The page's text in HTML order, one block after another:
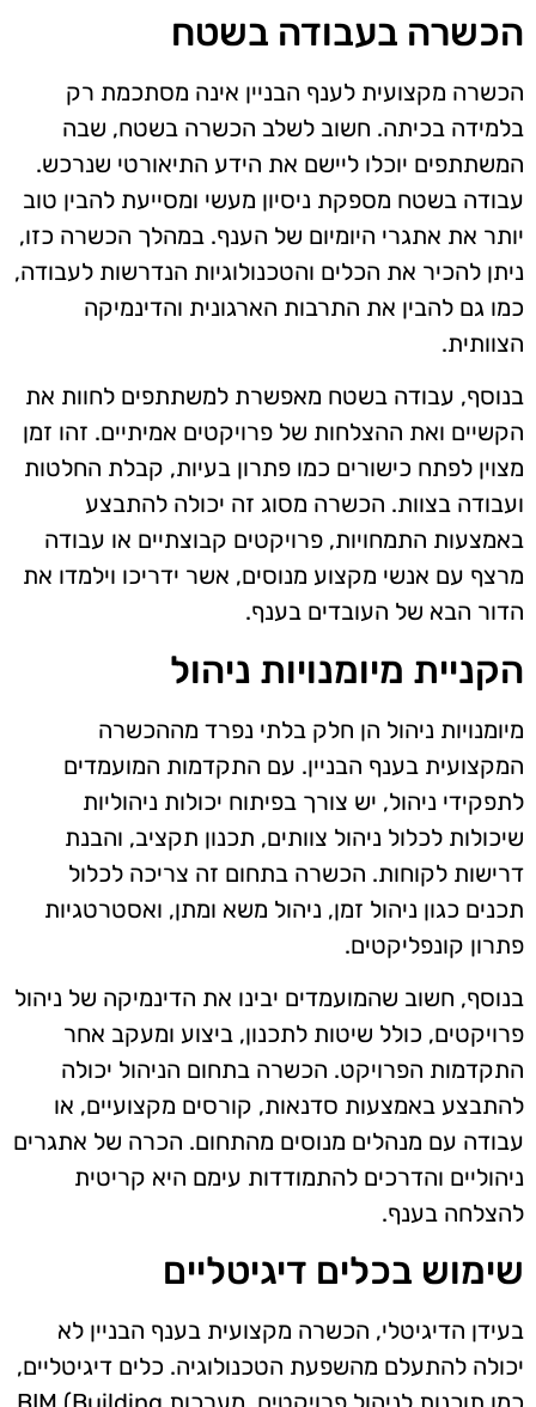
הכשרה בעבודה בשטח
הכשרה מקצועית לענף הבניין אינה מסתכמת רק
בלמידה בכיתה. חשוב לשלב הכשרה בשטח, שבה
המשתתפים יוכלו ליישם את הידע התיאורטי שנרכש.
עבודה בשטח מספקת ניסיון מעשי ומסייעת להבין טוב
יותר את אתגרי היומיום של הענף. במהלך הכשרה כזו,
ניתן להכיר את הכלים והטכנולוגיות הנדרשות לעבודה,
כמו גם להבין את התרבות הארגונית והדינמיקה
הצוותית.
בנוסף, עבודה בשטח מאפשרת למשתתפים לחוות את
הקשיים ואת ההצלחות של פרויקטים אמיתיים. זהו זמן
מצוין לפתח כישורים כמו פתרון בעיות, קבלת החלטות
ועבודה בצוות. הכשרה מסוג זה יכולה להתבצע
באמצעות התמחויות, פרויקטים קבוצתיים או עבודה
מרצף עם אנשי מקצוע מנוסים, אשר ידריכו וילמדו את
הדור הבא של העובדים בענף.
הקניית מיומנויות ניהול
מיומנויות ניהול הן חלק בלתי נפרד מההכשרה
המקצועית בענף הבניין. עם התקדמות המועמדים
לתפקידי ניהול, יש צורך בפיתוח יכולות ניהוליות
שיכולות לכלול ניהול צוותים, תכנון תקציב, והבנת
דרישות לקוחות. הכשרה בתחום זה צריכה לכלול
תכנים כגון ניהול זמן, ניהול משא ומתן, ואסטרטגיות
פתרון קונפליקטים.
בנוסף, חשוב שהמועמדים יבינו את הדינמיקה של ניהול
פרויקטים, כולל שיטות לתכנון, ביצוע ומעקב אחר
התקדמות הפרויקט. הכשרה בתחום הניהול יכולה
להתבצע באמצעות סדנאות, קורסים מקצועיים, או
עבודה עם מנהלים מנוסים מהתחום. הכרה של אתגרים
ניהוליים והדרכים להתמודדות עימם היא קריטית
להצלחה בענף.
שימוש בכלים דיגיטליים
בעידן הדיגיטלי, הכשרה מקצועית בענף הבניין לא
יכולה להתעלם מהשפעת הטכנולוגיה. כלים דיגיטליים,